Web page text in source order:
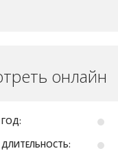
онлайн
ГОД:
ДЛИТЕЛЬНОСТЬ: